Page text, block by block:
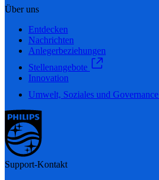
Über uns
Entdecken
Nachrichten
Anlegerbeziehungen
Stellenangebote
Innovation
Umwelt, Soziales und Governance
Support-Kontakt